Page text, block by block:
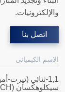
والإلكترونيات.
اتصل بنا
الاسم الكيميائي
1,1-ثنائي
سيكلوهكسان (TACH)